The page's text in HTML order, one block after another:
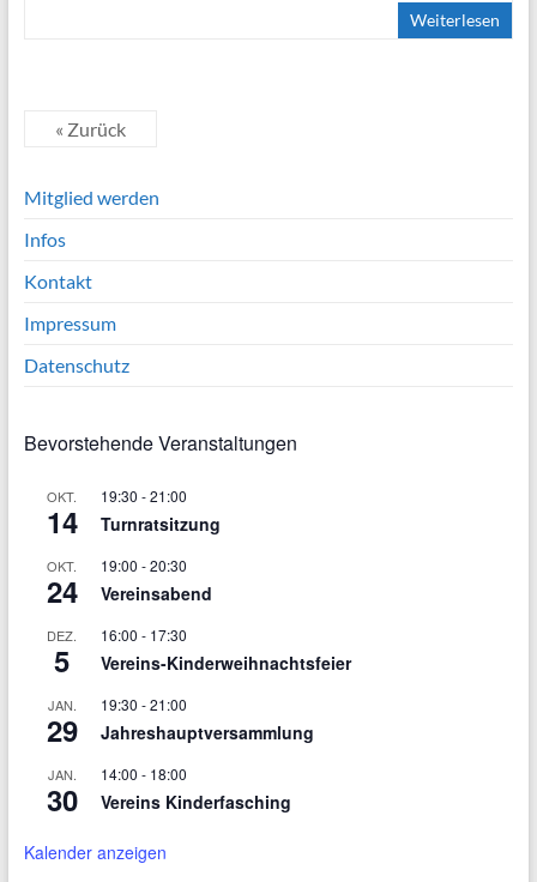
Weiterlesen
« Zurück
Mitglied werden
Infos
Kontakt
Impressum
Datenschutz
Bevorstehende Veranstaltungen
OKT.
14
19:30 -21:00
Turnratsitzung
OKT.
24
19:00 -20:30
Vereinsabend
DEZ.
5
16:00 - 17:30
Vereins-Kinderweihnachtsfeier
JAN.
29
19:30 -21:00
Jahreshauptversammlung
JAN.
30
14:00 - 18:00
Vereins Kinderfasching
Kalender anzeigen